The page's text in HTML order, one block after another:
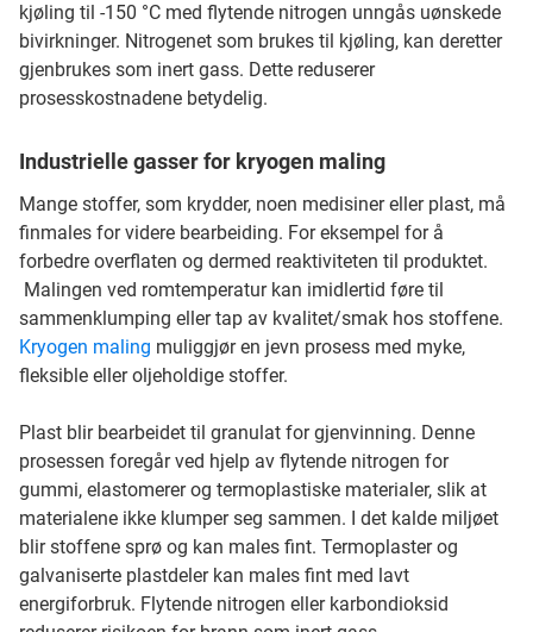
kjøling til -150 °C med flytende nitrogen unngås uønskede
bivirkninger. Nitrogenet som brukes til kjøling, kan deretter
gjenbrukes som inert gass. Dette reduserer
prosesskostnadene betydelig.
Industrielle gasser for kryogen maling
Mange stoffer, som krydder, noen medisiner eller plast, må
finmales for videre bearbeiding. For eksempel for å
forbedre overflaten og dermed reaktiviteten til produktet.
Malingen ved romtemperatur kan imidlertid føre til
sammenklumping eller tap av kvalitet/smak hos stoffene.
Kryogen maling muliggjør en jevn prosess med myke,
fleksible eller oljeholdige stoffer.
Plast blir bearbeidet til granulat for gjenvinning. Denne
prosessen foregår ved hjelp av flytende nitrogen for
gummi, elastomerer og termoplastiske materialer, slik at
materialene ikke klumper seg sammen. I det kalde miljøet
blir stoffene sprø og kan males fint. Termoplaster og
galvaniserte plastdeler kan males fint med lavt
energiforbruk. Flytende nitrogen eller karbondioksid